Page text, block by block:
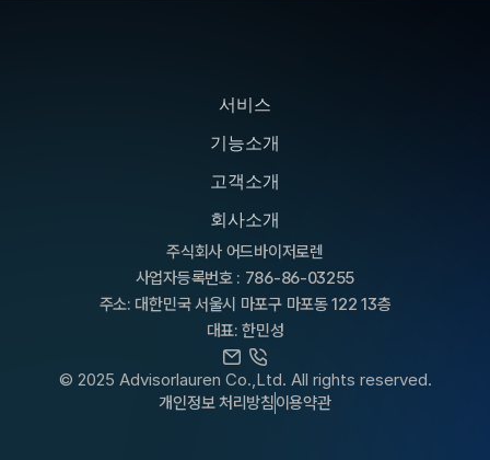
서비스
기능소개
고객소개
회사소개
주식회사 어드바이저로렌
사업자등록번호 : 786-86-03255
주소: 대한민국 서울시 마포구 마포동 122 13층
대표: 한민성
© 2025 Advisorlauren Co.,Ltd. All rights reserved.
개인정보 처리방침이용약관